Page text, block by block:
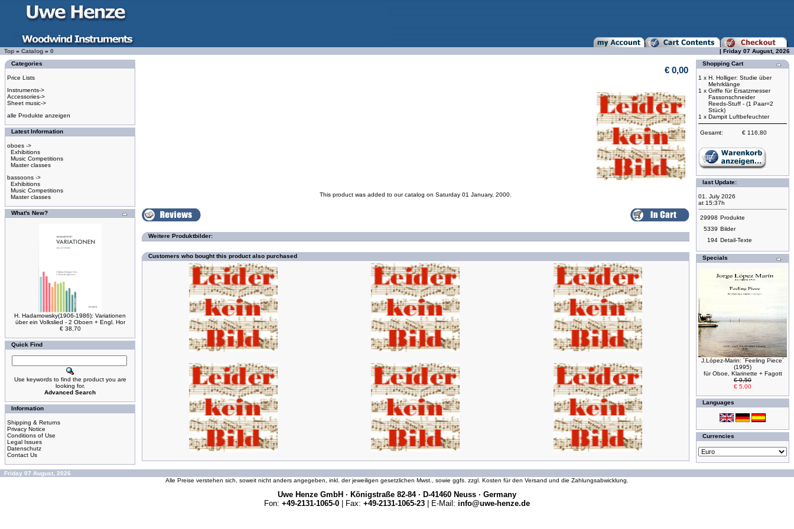
Top » Catalog » 0
| Friday 07 August, 2026
Categories
Price Lists
Instruments->
Accessories->
Sheet music->
alle Produkte anzeigen
Latest Information
oboes ->
Exhibitions
Music Competitions
Master classes
bassoons ->
Exhibitions
Music Competitions
Master classes
What's New?
H. Hadamowsky(1906-1986): Variationen
über ein Volkslied - 2 Oboen + Engl. Hor
€ 38,70
Quick Find
Use keywords to find the product you are
looking for.
Advanced Search
Information
Shipping & Returns
Privacy Notice
Conditions of Use
Legal Issues
Datenschutz
Contact Us
€ 0,00
This product was added to our catalog on Saturday 01 January, 2000.
Weitere Produktbilder:
Customers who bought this product also purchased
Shopping Cart
1 x H. Holliger: Studie über
Mehrklänge
1 x Griffe für Ersatzmesser
Fassonschneider
Reeds-Stuff - (1 Paar=2
Stück)
1 x Dampit Luftbefeuchter
Gesamt: € 116,80
last Update:
01. July 2026
at 15:37h
29998 Produkte
5339 Bilder
194 Detail-Texte
Specials
J.López-Marin: ´Feeling Piece´
(1995)
für Oboe, Klarinette + Fagott
€ 9,50
€ 5,00
Languages
Currencies
Friday 07 August, 2026
Alle Preise verstehen sich, soweit nicht anders angegeben, inkl. der jeweiligen gesetzlichen Mwst., sowie ggfs. zzgl. Kosten für den Versand und die Zahlungsabwicklung.
Uwe Henze GmbH · Königstraße 82-84 · D-41460 Neuss · Germany
Fon: +49-2131-1065-0 | Fax: +49-2131-1065-23 | E-Mail: info@uwe-henze.de